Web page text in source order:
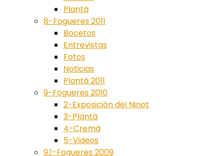
Plantà
8-Fogueres 2011
Bocetos
Entrevistas
Fotos
Noticias
Plantà 2011
9-Fogueres 2010
2-Exposición del Ninot
3-Plantà
4-Cremà
5-Videos
9.1-Fogueres 2009